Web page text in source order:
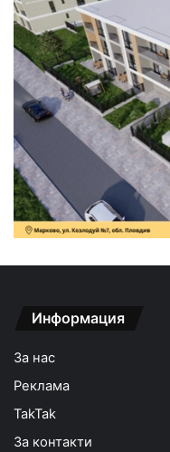
Информация
За нас
Реклама
TakTak
За контакти